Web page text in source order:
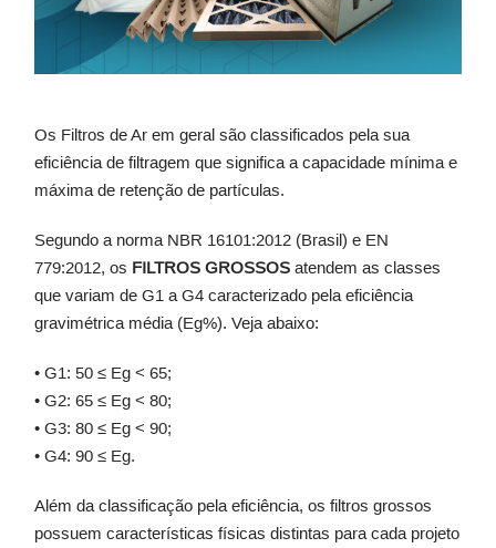
Os Filtros de Ar em geral são classificados pela sua
eficiência de filtragem que significa a capacidade mínima e
máxima de retenção de partículas.
Segundo a norma NBR 16101:2012 (Brasil) e EN
779:2012, os FILTROS GROSSOS atendem as classes
que variam de G1 a G4 caracterizado pela eficiência
gravimétrica média (Eg%). Veja abaixo:
• G1: 50 ≤ Eg < 65;
• G2: 65 ≤ Eg < 80;
• G3: 80 ≤ Eg < 90;
• G4: 90 ≤ Eg.
Além da classificação pela eficiência, os filtros grossos
possuem características físicas distintas para cada projeto